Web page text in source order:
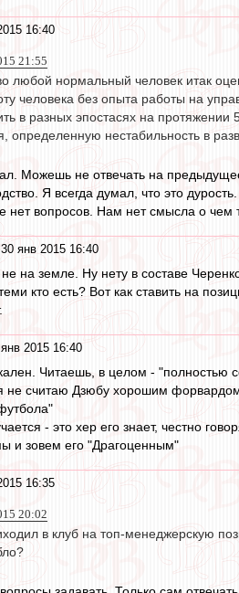
16:40
21:55
любой нормальный человек итак
человека без опыта работы на
в разных эпостасях на протяжении
определенную нестабильность в
Можешь не отвечать на
Я всегда думал, что это
нет вопросов. Нам нет смысла о чем
янв 2015 16:40
не на земле. Ну нету в составе
теми кто есть? Вот как ставить на
2015 16:40
Читаешь, в целом - "полностью
не считаю Дзюбу хорошим
- это хер его знает, честно
и зовем его "Драгоценным"
16:35
20:02
в клуб на топ-менеджерскую